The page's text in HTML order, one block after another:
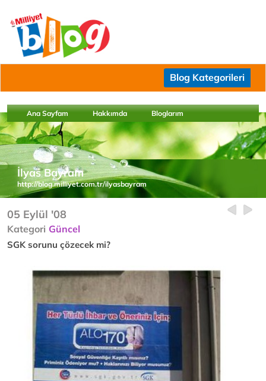
Blog Kategorileri
Ana Sayfam Hakkımda Bloglarım
İlyas Bayram
http://blog.milliyet.com.tr/ilyasbayram
05 Eylül '08
Kategori Güncel
SGK sorunu çözecek mi?